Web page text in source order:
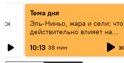
Тема дня
Эль-Ниньо, жара и сели: что
действительно влияет на
10:13 38 мин